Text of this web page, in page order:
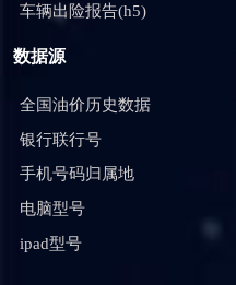
车辆出险报告(h5)
数据源
全国油价历史数据
银行联行号
手机号码归属地
电脑型号
ipad型号